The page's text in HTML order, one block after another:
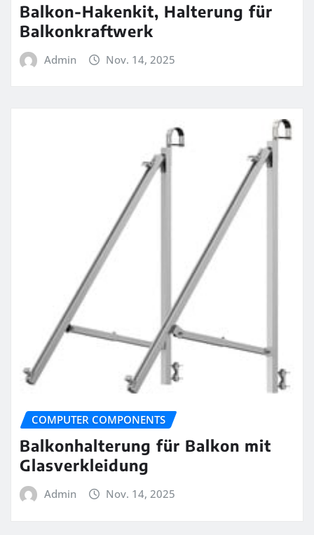
Balkon-Hakenkit, Halterung für
Balkonkraftwerk
Admin Nov. 14, 2025
COMPUTER COMPONENTS
Balkonhalterung für Balkon mit
Glasverkleidung
Admin Nov. 14, 2025